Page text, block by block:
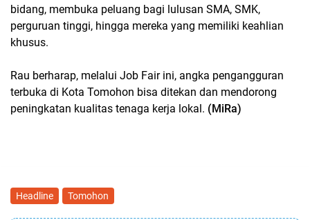
bidang, membuka peluang bagi lulusan SMA, SMK,
perguruan tinggi, hingga mereka yang memiliki keahlian
khusus.
Rau berharap, melalui Job Fair ini, angka pengangguran
terbuka di Kota Tomohon bisa ditekan dan mendorong
peningkatan kualitas tenaga kerja lokal. (MiRa)
Headline Tomohon